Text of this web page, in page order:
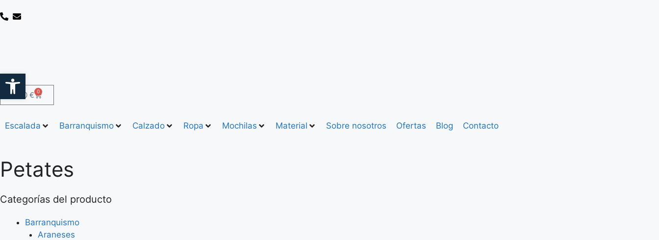
0,00 € 0
Escalada Barranquismo Calzado Ropa Mochilas Material Sobre nosotros Ofertas Blog Contacto
Petates
Categorías del producto
Barranquismo
Araneses
Abrir barra de herramientas